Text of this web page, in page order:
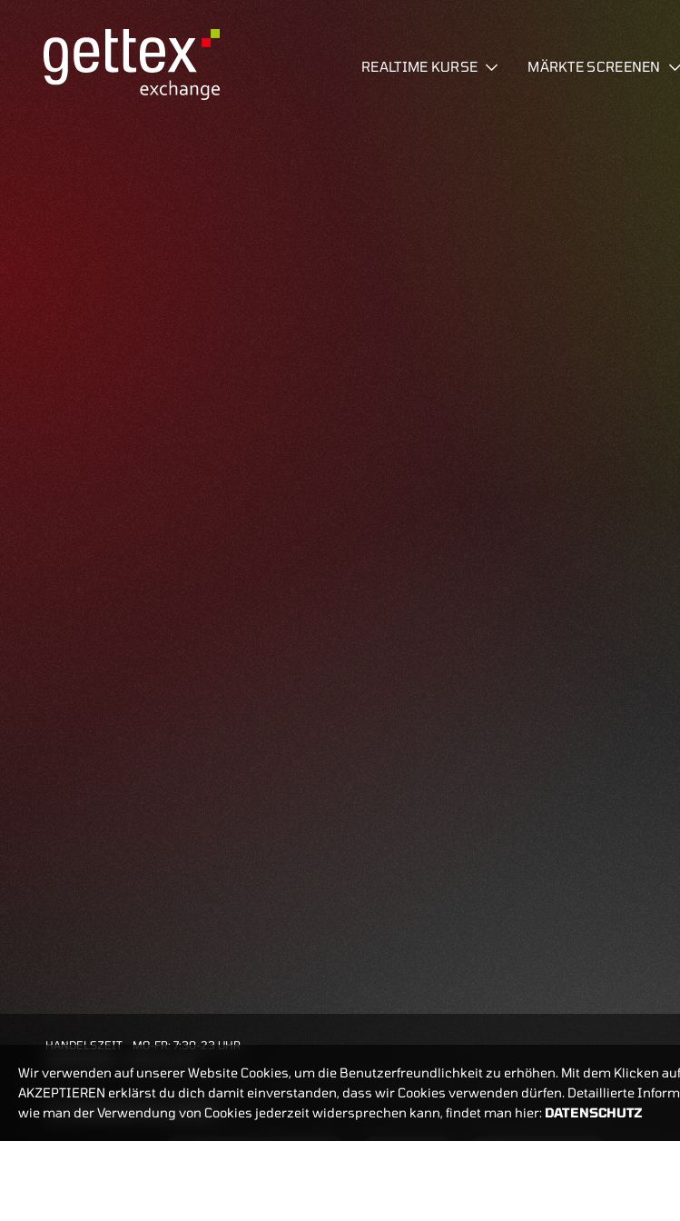
REALTIME KURSE MÄRKTE SCREENEN
BANKEINSTELLUNGEN
HANDELSZEIT
MO-FR: 7:30-23 UHR
Wir verwenden auf unserer Website Cookies, um die Benutzerfreundlichkeit zu erhöhen. Mit dem Klicken auf
AKZEPTIEREN erklärst du dich damit einverstanden, dass wir Cookies verwenden dürfen. Detaillierte
wie man der Verwendung von Cookies jederzeit widersprechen kann, findet man hier: DATENSCHUTZ